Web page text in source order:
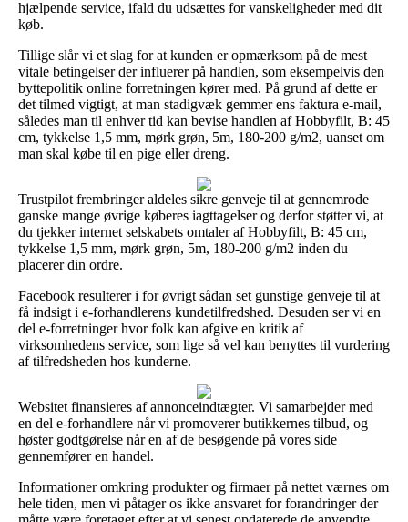
hjælpende service, ifald du udsættes for vanskeligheder med dit
køb.
Tillige slår vi et slag for at kunden er opmærksom på de mest
vitale betingelser der influerer på handlen, som eksempelvis den
byttepolitik online forretningen kører med. På grund af dette er
det tilmed vigtigt, at man stadigvæk gemmer ens faktura e-mail,
således man til enhver tid kan bevise handlen af Hobbyfilt, B: 45
cm, tykkelse 1,5 mm, mørk grøn, 5m, 180-200 g/m2, uanset om
man skal købe til en pige eller dreng.
Trustpilot frembringer aldeles sikre genveje til at gennemrode
ganske mange øvrige køberes iagttagelser og derfor støtter vi, at
du tjekker internet selskabets omtaler af Hobbyfilt, B: 45 cm,
tykkelse 1,5 mm, mørk grøn, 5m, 180-200 g/m2 inden du
placerer din ordre.
Facebook resulterer i for øvrigt sådan set gunstige genveje til at
få indsigt i e-forhandlerens kundetilfredshed. Desuden ser vi en
del e-forretninger hvor folk kan afgive en kritik af
virksomhedens service, som lige så vel kan benyttes til vurdering
af tilfredsheden hos kunderne.
Websitet finansieres af annonceindtægter. Vi samarbejder med
en del e-forhandlere når vi promoverer butikkernes tilbud, og
høster godtgørelse når en af de besøgende på vores side
gennemfører en handel.
Informationer omkring produkter og firmaer på nettet værnes om
hele tiden, men vi påtager os ikke ansvaret for forandringer der